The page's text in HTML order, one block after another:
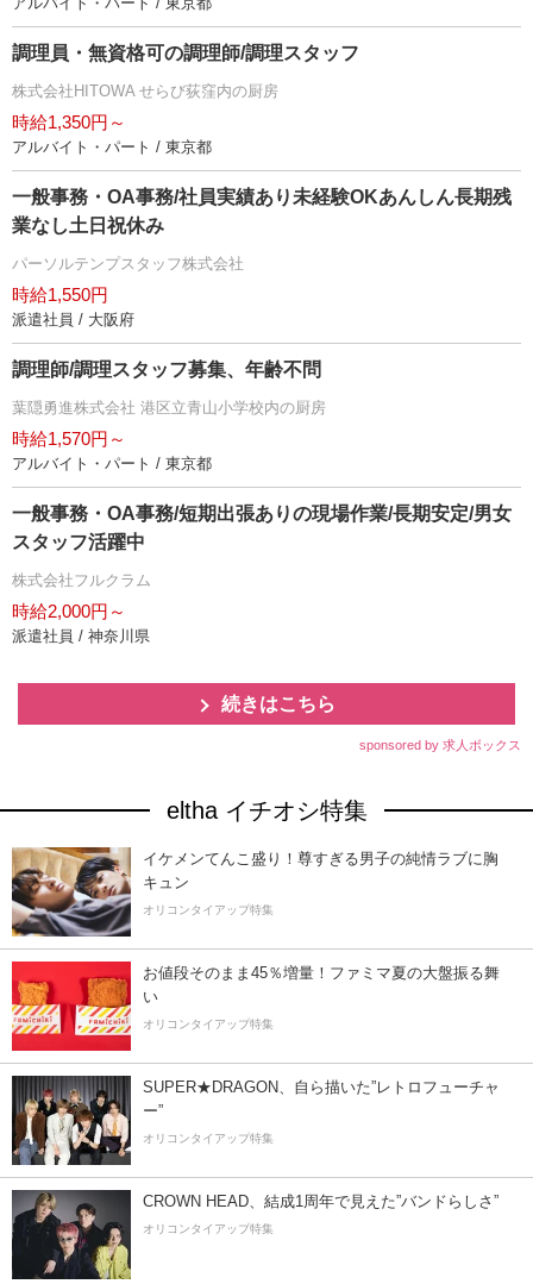
調理員・無資格可の調理師/調理スタッフ
株式会社HITOWA せらび荻窪内の厨房
時給1,350円～
アルバイト・パート / 東京都
一般事務・OA事務/社員実績あり未経験OKあんしん長期残
業なし土日祝休み
パーソルテンプスタッフ株式会社
時給1,550円
派遣社員 / 大阪府
調理師/調理スタッフ募集、年齢不問
葉隠勇進株式会社 港区立青山小学校内の厨房
時給1,570円～
アルバイト・パート / 東京都
一般事務・OA事務/短期出張ありの現場作業/長期安定/男女
スタッフ活躍中
株式会社フルクラム
時給2,000円～
派遣社員 / 神奈川県
続きはこちら
sponsored by 求人ボックス
eltha イチオシ特集
イケメンてんこ盛り！尊すぎる男子の純情ラブに胸
キュン
オリコンタイアップ特集
お値段そのまま45％増量！ファミマ夏の大盤振る舞
い
オリコンタイアップ特集
SUPER★DRAGON、自ら描いた”レトロフューチャ
ー”
オリコンタイアップ特集
CROWN HEAD、結成1周年で見えた”バンドらしさ”
オリコンタイアップ特集